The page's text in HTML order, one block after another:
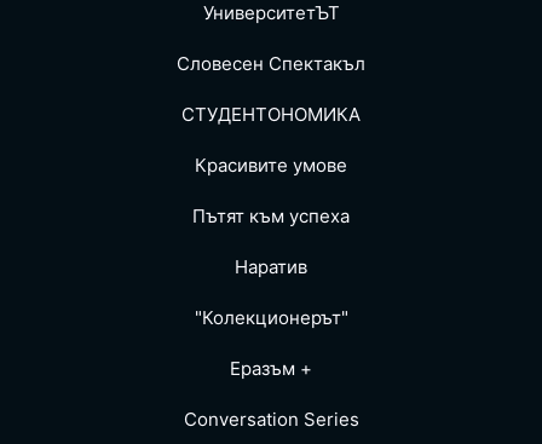
УниверситетЪТ
Словесен Спектакъл
СТУДЕНТОНОМИКА
Красивите умове
Пътят към успеха
Наратив
"Колекционерът"
Еразъм +
Conversation Series